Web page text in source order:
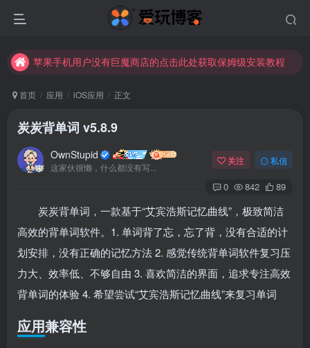
苹果手机用户没有巨魔商店的点击此处获取保姆级安装教程
苹果手机用户没有巨魔商店的点击此处获取保姆级安装教程
首页 应用 iOS应用 正文
炭炭背单词 v5.8.9
OwnStupid
这家伙很懒，什么都没有写...
关注 私信
0 842 89
炭炭背单词，一款基于“艾宾浩斯记忆曲线”，极致简洁
高效的背单词软件。1. 单词背了忘，忘了背，没有合适的计
划安排，没有正确的记忆方法 2. 感觉传统背单词软件复习压
力大、效率低、不够自由 3. 喜欢简洁的界面，追求专注高效
背单词的体验 4. 希望尝试“艾宾浩斯记忆曲线”来复习单词
应用兼容性
登录
没有账号？立即注册
用户名或邮箱
登录密码